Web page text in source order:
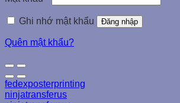
Ghi nhớ mật khẩu Đăng nhập
Quên mật khẩu?
fedexposterprinting
ninjatransferus